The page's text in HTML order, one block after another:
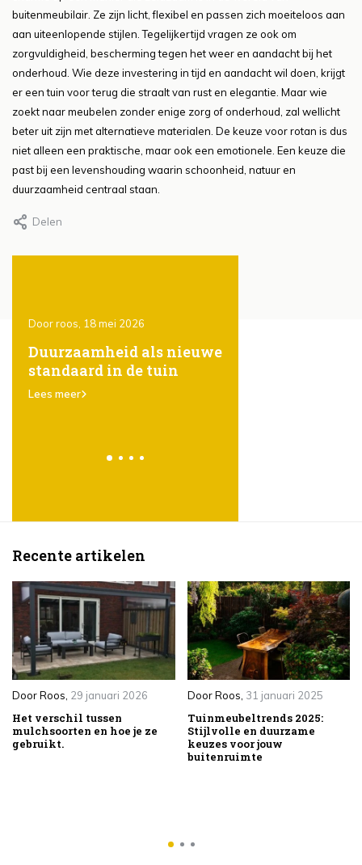
buitenmeubilair. Ze zijn licht, flexibel en passen zich moeiteloos aan
aan uiteenlopende stijlen. Tegelijkertijd vragen ze ook om
zorgvuldigheid, bescherming tegen het weer en aandacht bij het
onderhoud. Wie deze investering in tijd en aandacht wil doen, krijgt
er een tuin voor terug die straalt van rust en elegantie. Maar wie
zoekt naar meubelen zonder enige zorg of onderhoud, zal wellicht
beter uit zijn met alternatieve materialen. De keuze voor rotan is dus
niet alleen een praktische, maar ook een emotionele. Een keuze die
past bij een levenshouding waarin schoonheid, natuur en
duurzaamheid centraal staan.
Delen
Door roos, 18 mei 2026
Duurzaamheid als nieuwe
standaard in de tuin
Lees meer
Recente artikelen
DoorRoos, 29 januari 2026
Het verschil tussen
mulchsoorten en hoe je ze
gebruikt.
DoorRoos, 31 januari 2025
Tuinmeubeltrends 2025:
Stijlvolle en duurzame
keuzes voor jouw
buitenruimte